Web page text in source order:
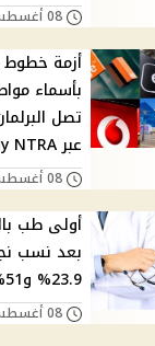
08 أغسطس, 2026 06:49 م
أزمة
بأسماء
تصل
عبر My NTRA
08 أغسطس, 2026 06:38 م
أولى طب
بعد نسب
23.9% و51%
08 أغسطس, 2026 06:16 م